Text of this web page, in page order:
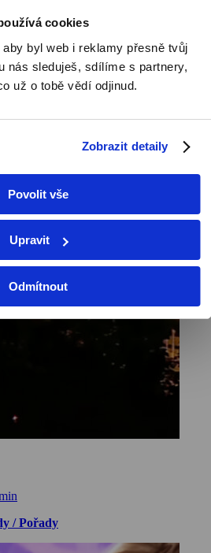
cookies
byl web i reklamy přesně tvůj
nás sleduješ, sdílíme s partnery,
už o tobě vědí odjinud.
Zobrazit detaily
Povolit vše
Upravit
Odmítnout
/ Pořady